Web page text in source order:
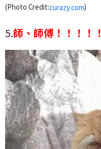
(Photo Credit:curazy.com)
5.師、師傅！！！！！